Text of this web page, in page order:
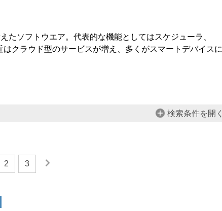
たソフトウエア。代表的な機能としてはスケジューラ、
クラウド型のサービスが増え、多くがスマートデバイスに
検索条件を開く
2 3